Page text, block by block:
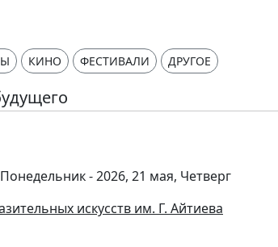
КИНО ФЕСТИВАЛИ ДРУГОЕ
- 2026, 21 мая, Четверг
искусств им. Г. Айтиева